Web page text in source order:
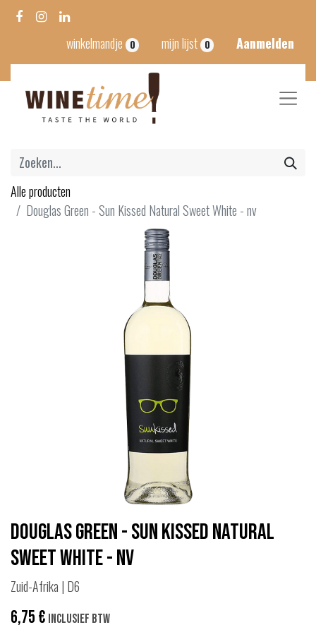
winkelmandje 0 mijn lijst 0 Aanmelden
Alle producten
Douglas Green - Sun Kissed Natural Sweet White - nv
Douglas Green - Sun Kissed Natural
Sweet White - nv
Zuid-Afrika | D6
6,75€ Inclusief btw